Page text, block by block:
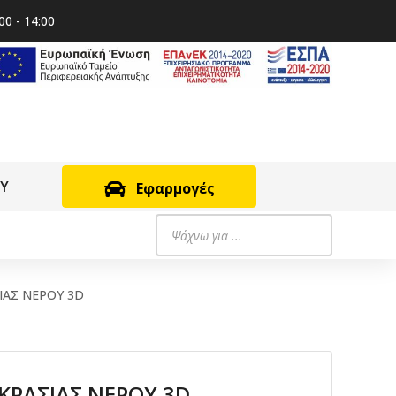
- 14:00
Εφαρμογές
Products
search
ΝΕΡΟΥ 3D